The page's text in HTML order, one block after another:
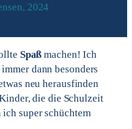
2024
Spaß machen! Ich
dann besonders
neu herausfinden
die die Schulzeit
ich super schüchtern